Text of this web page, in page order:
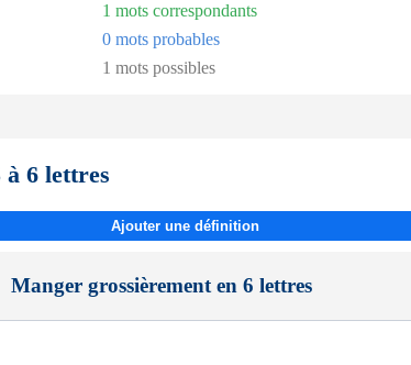
1 mots correspondants
0 mots probables
1 mots possibles
6 lettres
Ajouter une définition
Manger grossièrement en 6 lettres